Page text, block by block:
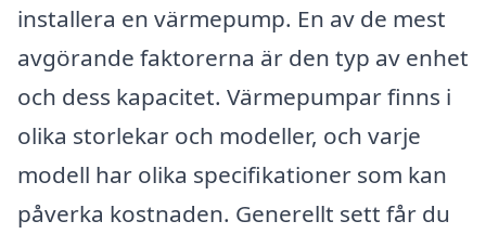
installera en värmepump. En av de mest
avgörande faktorerna är den typ av enhet
och dess kapacitet. Värmepumpar finns i
olika storlekar och modeller, och varje
modell har olika specifikationer som kan
påverka kostnaden. Generellt sett får du